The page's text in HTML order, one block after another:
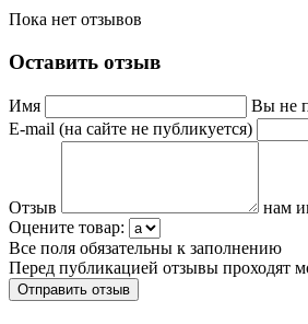
Пока нет отзывов
Оставить отзыв
Имя
Вы не
E-mail (на сайте не публикуется)
Отзыв
нам
Оцените товар:
Все поля обязательны к заполнению
Перед публикацией отзывы проходят